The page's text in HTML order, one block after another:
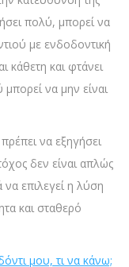
πολύ, μπορεί να
με ενδοδοντική
κάθετη και φτάνει
να μην είναι
να εξηγήσει
δεν είναι απλώς
επιλεγεί η λύση
και σταθερό
μου​, τι να κάνω;